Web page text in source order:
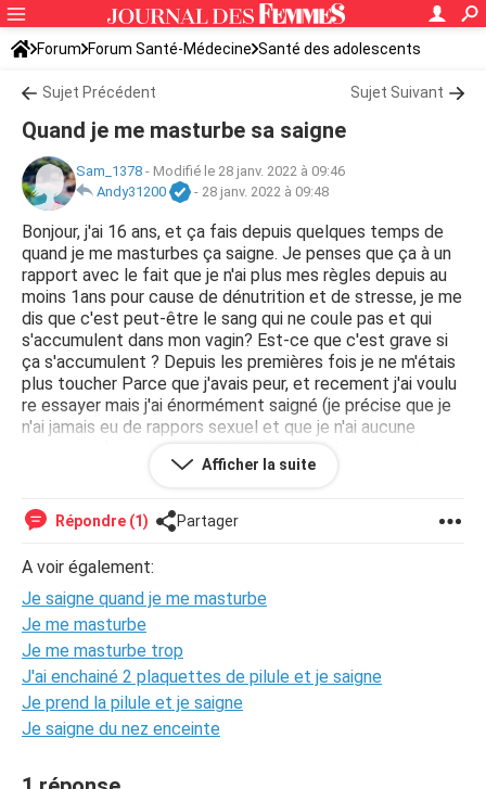
Forum Forum Santé-Médecine Santé des adolescents
Sujet Précédent Sujet Suivant
Quand je me masturbe sa saigne
Sam_1378 - Modifié le 28 janv. 2022 à 09:46
Andy31200
- 28 janv. 2022 à 09:48
Bonjour, j'ai 16 ans, et ça fais depuis quelques temps de
quand je me masturbes ça saigne. Je penses que ça à un
rapport avec le fait que je n'ai plus mes règles depuis au
moins 1ans pour cause de dénutrition et de stresse, je me
dis que c'est peut-être le sang qui ne coule pas et qui
s'accumulent dans mon vagin? Est-ce que c'est grave si
ça s'accumulent ? Depuis les premières fois je ne m'étais
plus toucher Parce que j'avais peur, et recement j'ai voulu
re essayer mais j'ai énormément saigné (je précise que je
n'ai jamais eu de rappors sexuel et que je n'ai aucune
grossesse ) je sais que je dois voir un médecin mais j'ai
trop peur.. j'ai aussi parfois des douleurs comme les règles
Afficher la suite
Répondre (1) Partager
A voir également:
Je saigne quand je me masturbe
Je me masturbe
Je me masturbe trop
J'ai enchainé 2 plaquettes de pilule et je saigne
Je prend la pilule et je saigne
Je saigne du nez enceinte